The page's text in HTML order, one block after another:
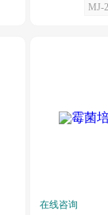
MJ-
在线咨询